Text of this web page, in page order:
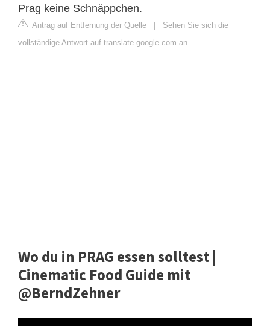
Prag keine Schnäppchen.
Antrag auf Entfernung der Quelle
Sehen Sie sich die
vollständige Antwort auf translate.google.com an
Wo du in PRAG essen solltest |
Cinematic Food Guide mit
@BerndZehner